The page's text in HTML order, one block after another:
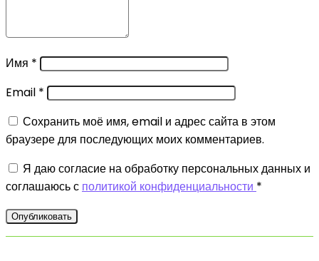
Имя *
Email *
Сохранить моё имя, email и адрес сайта в этом
браузере для последующих моих комментариев.
Я даю согласие на обработку персональных данных и
соглашаюсь с политикой конфиденциальности *